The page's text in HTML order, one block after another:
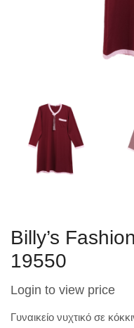
Billy’s
19550
Login to view price
Γυναικείο νυχτικό σε